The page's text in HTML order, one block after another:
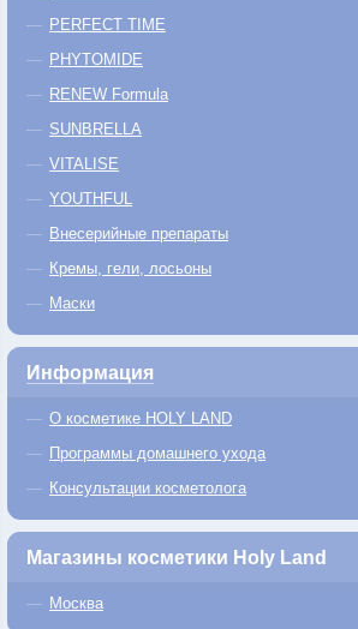
PERFECT TIME
PHYTOMIDE
RENEW Formula
SUNBRELLA
VITALISE
YOUTHFUL
Внесерийные препараты
Кремы, гели, лосьоны
Маски
Информация
О косметике HOLY LAND
Программы домашнего ухода
Консультации косметолога
Магазины косметики Holy Land
Москва